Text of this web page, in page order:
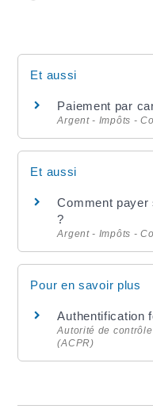
Et aussi
Paiement par
Argent - Impôts -
Et aussi
Comment payer
?
Argent - Impôts -
Pour en savoir plus
Authentification
Autorité de
(ACPR)